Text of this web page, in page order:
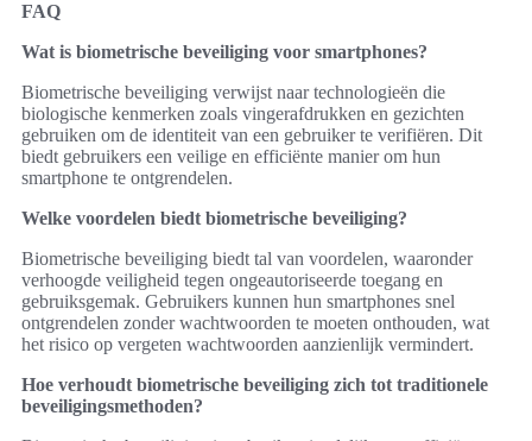
FAQ
Wat is biometrische beveiliging voor smartphones?
Biometrische beveiliging verwijst naar technologieën die
biologische kenmerken zoals vingerafdrukken en gezichten
gebruiken om de identiteit van een gebruiker te verifiëren. Dit
biedt gebruikers een veilige en efficiënte manier om hun
smartphone te ontgrendelen.
Welke voordelen biedt biometrische beveiliging?
Biometrische beveiliging biedt tal van voordelen, waaronder
verhoogde veiligheid tegen ongeautoriseerde toegang en
gebruiksgemak. Gebruikers kunnen hun smartphones snel
ontgrendelen zonder wachtwoorden te moeten onthouden, wat
het risico op vergeten wachtwoorden aanzienlijk vermindert.
Hoe verhoudt biometrische beveiliging zich tot traditionele
beveiligingsmethoden?